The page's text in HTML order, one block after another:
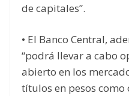
de capitales”.
• El Banco Central,
“podrá llevar a cabo
abierto en los
títulos en pesos como